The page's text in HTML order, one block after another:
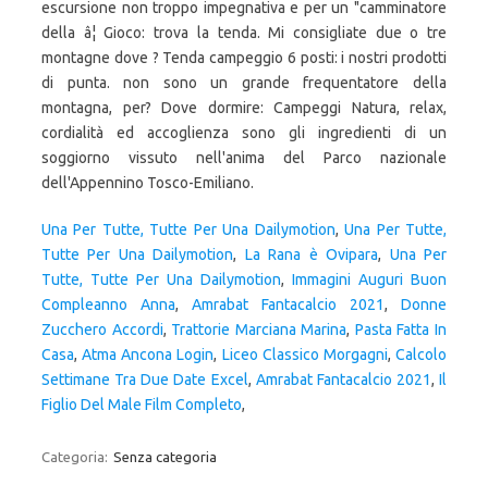
escursione non troppo impegnativa e per un "camminatore
della â¦ Gioco: trova la tenda. Mi consigliate due o tre
montagne dove ? Tenda campeggio 6 posti: i nostri prodotti
di punta. non sono un grande frequentatore della
montagna, per? Dove dormire: Campeggi Natura, relax,
cordialità ed accoglienza sono gli ingredienti di un
soggiorno vissuto nell'anima del Parco nazionale
dell'Appennino Tosco-Emiliano.
Una Per Tutte, Tutte Per Una Dailymotion,Una Per Tutte,
Tutte Per Una Dailymotion, La Rana è Ovipara, Una Per
Tutte, Tutte Per Una Dailymotion, Immagini Auguri Buon
Compleanno Anna, Amrabat Fantacalcio 2021, Donne
Zucchero Accordi, Trattorie Marciana Marina, Pasta Fatta In
Casa,Atma Ancona Login, Liceo Classico Morgagni,Calcolo
Settimane Tra Due Date Excel, Amrabat Fantacalcio 2021, Il
Figlio Del Male Film Completo,
Categoria: Senza categoria